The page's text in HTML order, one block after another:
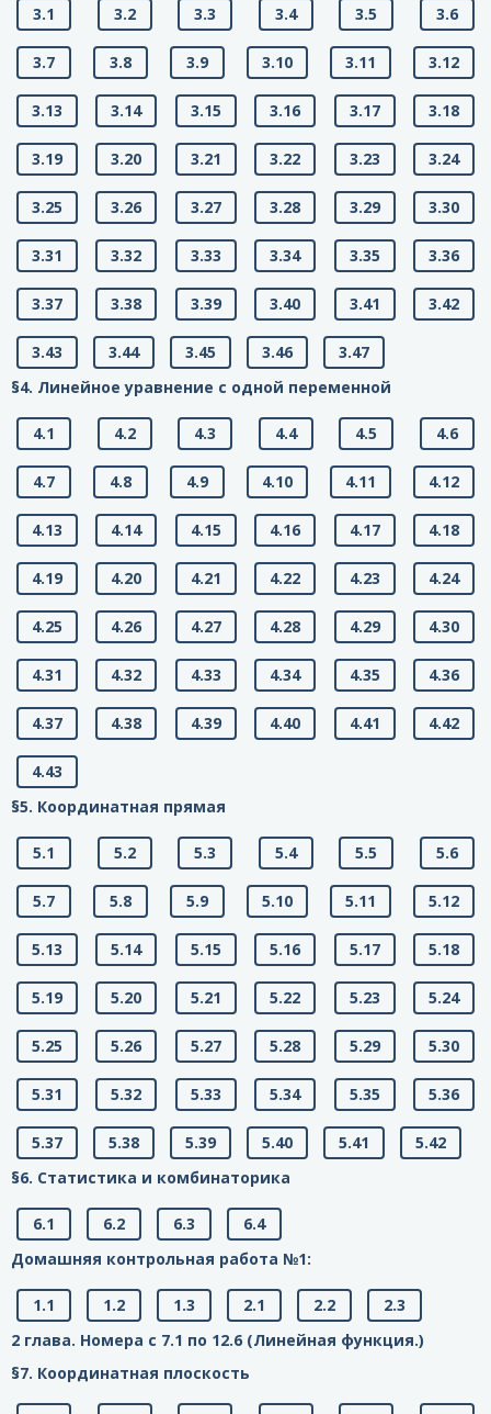
3.1 3.2 3.3 3.4 3.5 3.6
3.7 3.8 3.9 3.10 3.11 3.12
3.13 3.14 3.15 3.16 3.17 3.18
3.19 3.20 3.21 3.22 3.23 3.24
3.25 3.26 3.27 3.28 3.29 3.30
3.31 3.32 3.33 3.34 3.35 3.36
3.37 3.38 3.39 3.40 3.41 3.42
3.43 3.44 3.45 3.46
3.47
§4. Линейное уравнение с одной переменной
4.1 4.2 4.3 4.4 4.5 4.6
4.7 4.8 4.9 4.10 4.11 4.12
4.13 4.14 4.15 4.16 4.17 4.18
4.19 4.20 4.21 4.22 4.23 4.24
4.25 4.26 4.27 4.28 4.29 4.30
4.31 4.32 4.33 4.34 4.35 4.36
4.37 4.38 4.39 4.40 4.41 4.42
4.43
§5. Координатная прямая
5.1 5.2 5.3 5.4 5.5 5.6
5.7 5.8 5.9 5.10 5.11 5.12
5.13 5.14 5.15 5.16 5.17 5.18
5.19 5.20 5.21 5.22 5.23 5.24
5.25 5.26 5.27 5.28 5.29 5.30
5.31 5.32 5.33 5.34 5.35 5.36
5.37 5.38 5.39 5.40 5.41
5.42
§6. Статистика и комбинаторика
6.1 6.2 6.3
6.4
Домашняя контрольная работа №1:
1.1 1.2 1.3 2.1 2.2
2.3
2 глава. Номера с 7.1 по 12.6 (Линейная функция.)
§7. Координатная плоскость